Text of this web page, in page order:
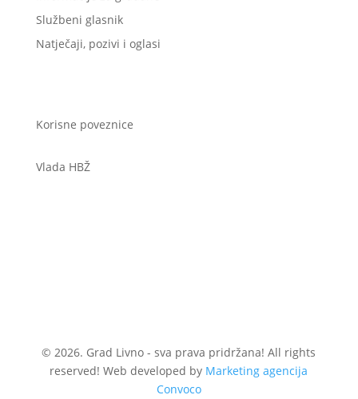
Službeni glasnik
Natječaji, pozivi i oglasi
Korisne poveznice
Vlada HBŽ
© 2026. Grad Livno - sva prava pridržana! All rights
reserved! Web developed by Marketing agencija
Convoco